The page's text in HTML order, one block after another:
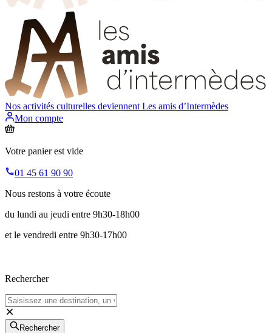
Nos activités culturelles deviennent Les amis d’Intermèdes
Mon compte
Votre panier est vide
01 45 61 90 90
Nous restons à votre écoute
du lundi au jeudi entre 9h30-18h00
et le vendredi entre 9h30-17h00
Rechercher
Rechercher